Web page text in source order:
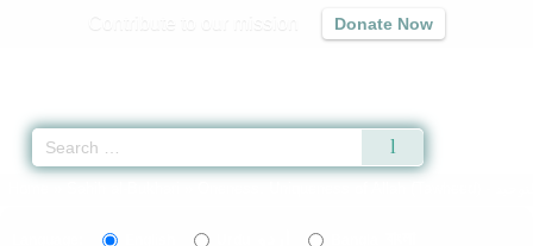
Donate Now